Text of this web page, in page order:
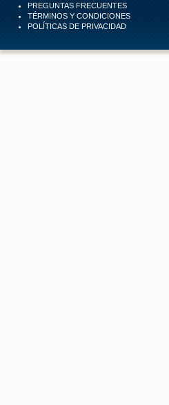
PREGUNTAS FRECUENTES
TÉRMINOS Y CONDICIONES
POLÍTICAS DE PRIVACIDAD